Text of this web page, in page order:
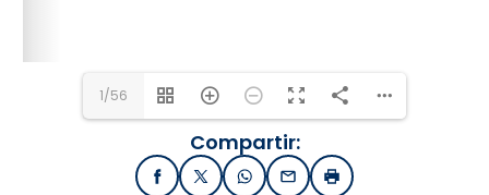
1/56
Compartir:
FacebookX / TwitterWhatsApp
EmailImprimir